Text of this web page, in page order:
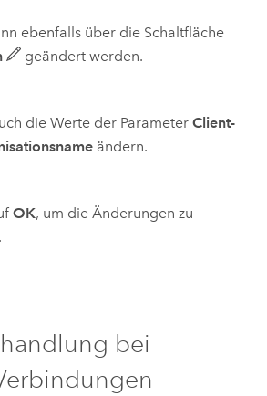
ebenfalls über die Schaltfläche
geändert werden.
die Werte der Parameter Client-
ändern.
OK, um die Änderungen zu
bei